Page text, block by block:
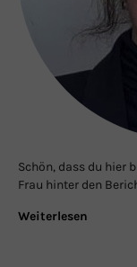
Schön, dass du hier
Frau hinter den
Weiterlesen